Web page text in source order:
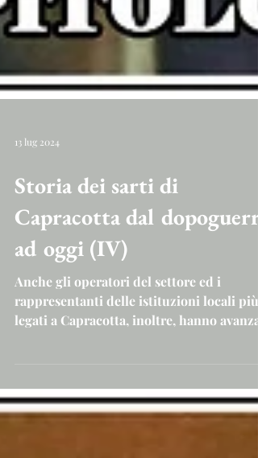
13 lug 2024
Storia dei sarti di
Capracotta dal dopoguerra
ad oggi (IV)
da alcuni...